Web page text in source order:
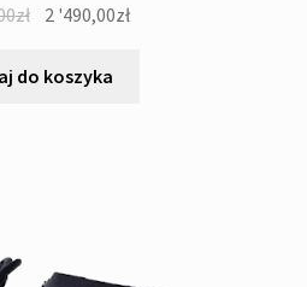
zł Pierwotna
wynosiła:
2 '490,00złAktualna
do koszyka